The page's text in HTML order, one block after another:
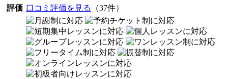
評価 口コミ評価を見る （37件）